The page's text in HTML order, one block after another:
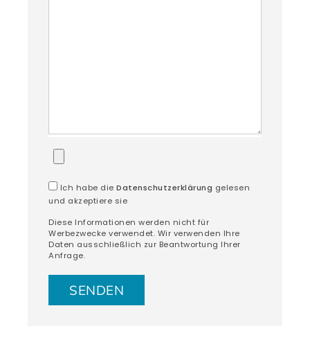
Ich habe die Datenschutzerklärung gelesen
und akzeptiere sie
Diese Informationen werden nicht für
Werbezwecke verwendet. Wir verwenden Ihre
Daten ausschließlich zur Beantwortung Ihrer
Anfrage.